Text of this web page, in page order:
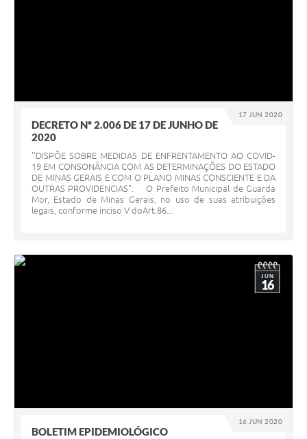
17 JUN 2020
DECRETO Nº 2.006 DE 17 DE JUNHO DE
2020
''DISPÕE SOBRE MEDIDAS DE ENFRENTAMENTO AO COVID-
19 EM CONSONÂNCIA COM AS DETERMINAÇÕES DO ESTADO
DE MINAS GERAIS E COM O PLANO MINAS CONSCIENTE E DA
OUTRAS PROVIDENCIAS". O Prefeito Municipal de Guarda
Mor, Estado de Minas Gerais, no uso de suas atribuições
legais, conforme inciso V doArt.86...
16 JUN 2020
JUN
16
BOLETIM EPIDEMIOLÓGICO